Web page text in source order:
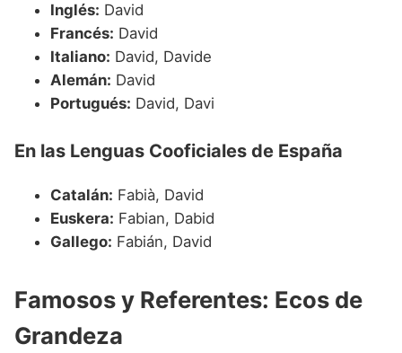
Inglés: David
Francés: David
Italiano: David, Davide
Alemán: David
Portugués: David, Davi
En las Lenguas Cooficiales de España
Catalán: Fabià, David
Euskera: Fabian, Dabid
Gallego: Fabián, David
Famosos y Referentes: Ecos de
Grandeza